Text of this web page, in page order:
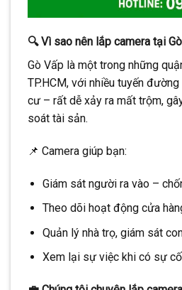
🔍Vì sao nên lắp camera tại
Gò Vấp là một trong những
TP.HCM, với nhiều tuyến
cư – rất dễ xảy ra mất trộm,
soát tài sản.
📌 Camera giúp bạn:
Giám sát người ra vào –
Theo dõi hoạt động cửa
Quản lý nhà trọ, giám sát
Xem lại sự việc khi có sự